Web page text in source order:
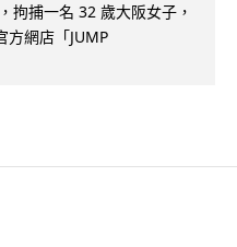
拘捕一名 32 歲大阪女子，
方網店「JUMP